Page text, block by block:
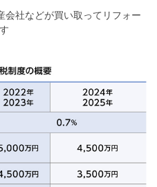
会社などが買い取ってリフォー